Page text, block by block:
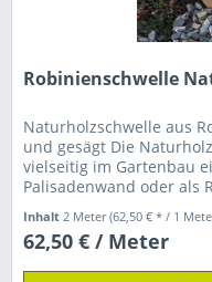
Robinienschwelle
Naturholzschwelle aus
und gesägt Die
vielseitig im Gartenbau
Palisadenwand oder als
Inhalt2 Meter(62,50 € * / 1
62,50 € / Meter